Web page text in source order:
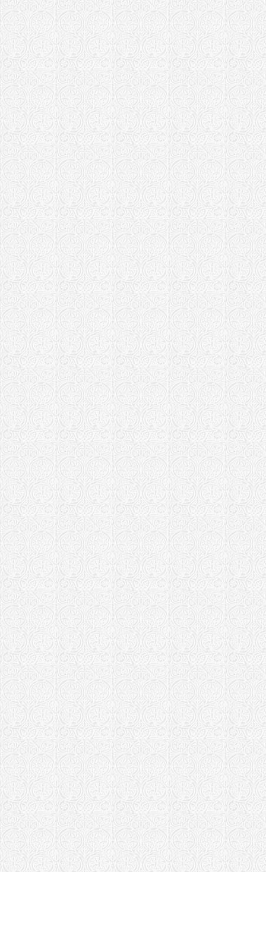
Храм
Парфино
Одесская
Храм
Кошары
Переславская
Собор
монастырь
Покровская
Храм
Озинки
Рыбинская
Храм
Самарская
Храм в
Храм в
Матери
Санкт-
Пушкин
Храм